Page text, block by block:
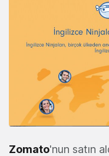
Zomato'nun satın